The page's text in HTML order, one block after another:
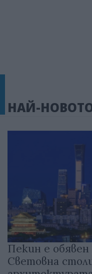
НАЙ-
Пекин е обявен
Световна